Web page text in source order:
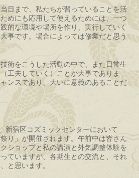
日まで、私たちが習っていることを活
めにも応用して使えるためには、一つ
的な環境や場所を作り、実行していく
事です。場合によっては修業だと思う
術をこうした活動の中で、また日常生
工夫していく）ことが大事でありま
ンスであり、大いに意義のあることだ
新宿区コズミックセンターにおいて
り」が開催されます。午前中は皆さん
ショップと私の講演と外気調整体験を
ていますが、各期生との交流と、それ
と思います。